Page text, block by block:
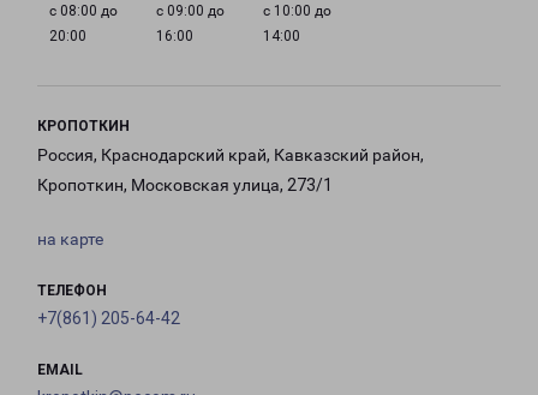
с 08:00 до
20:00
с 09:00 до
16:00
с 10:00 до
14:00
КРОПОТКИН
Россия, Краснодарский край, Кавказский район,
Кропоткин, Московская улица, 273/1
на карте
ТЕЛЕФОН
+7(861) 205-64-42
EMAIL